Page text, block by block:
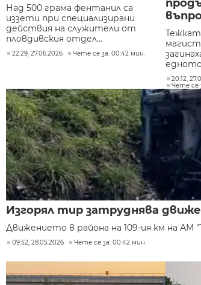
Над 500 грама фентанил са
иззети при специализирани
действия на служители от
пловдивския отдел...
22:29, 27.06.2026 Чете се за: 00:42 мин.
20:12,
Чете се
Изгорял тир затруднява
Движението в района на 109-ия км на АМ
09:52, 28.05.2026 Чете се за: 00:42 мин.